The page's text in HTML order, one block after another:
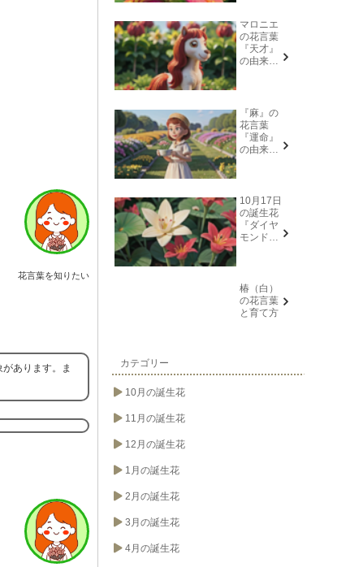
花言葉を知りたい
あります。ま
マロニエ
の花言葉
『天才』
の由来と
『麻』の
花言葉
『運命』
の由来と
10月17日
の誕生花
『ダイヤ
モンドリ
楽しみ
に、忍
耐、箱入
椿（白）
の花言葉
と育て方
カテゴリー
10月の誕生花
11月の誕生花
12月の誕生花
1月の誕生花
2月の誕生花
3月の誕生花
4月の誕生花